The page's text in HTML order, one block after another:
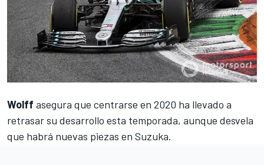
Wolff asegura que centrarse en 2020 ha llevado a
retrasar su desarrollo esta temporada, aunque desvela
que habrá nuevas piezas en Suzuka.